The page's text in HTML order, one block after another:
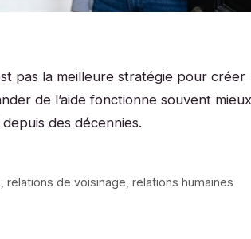
pas la meilleure stratégie pour créer
de l’aide fonctionne souvent mieux
des décennies.
, relations de voisinage, relations humaines